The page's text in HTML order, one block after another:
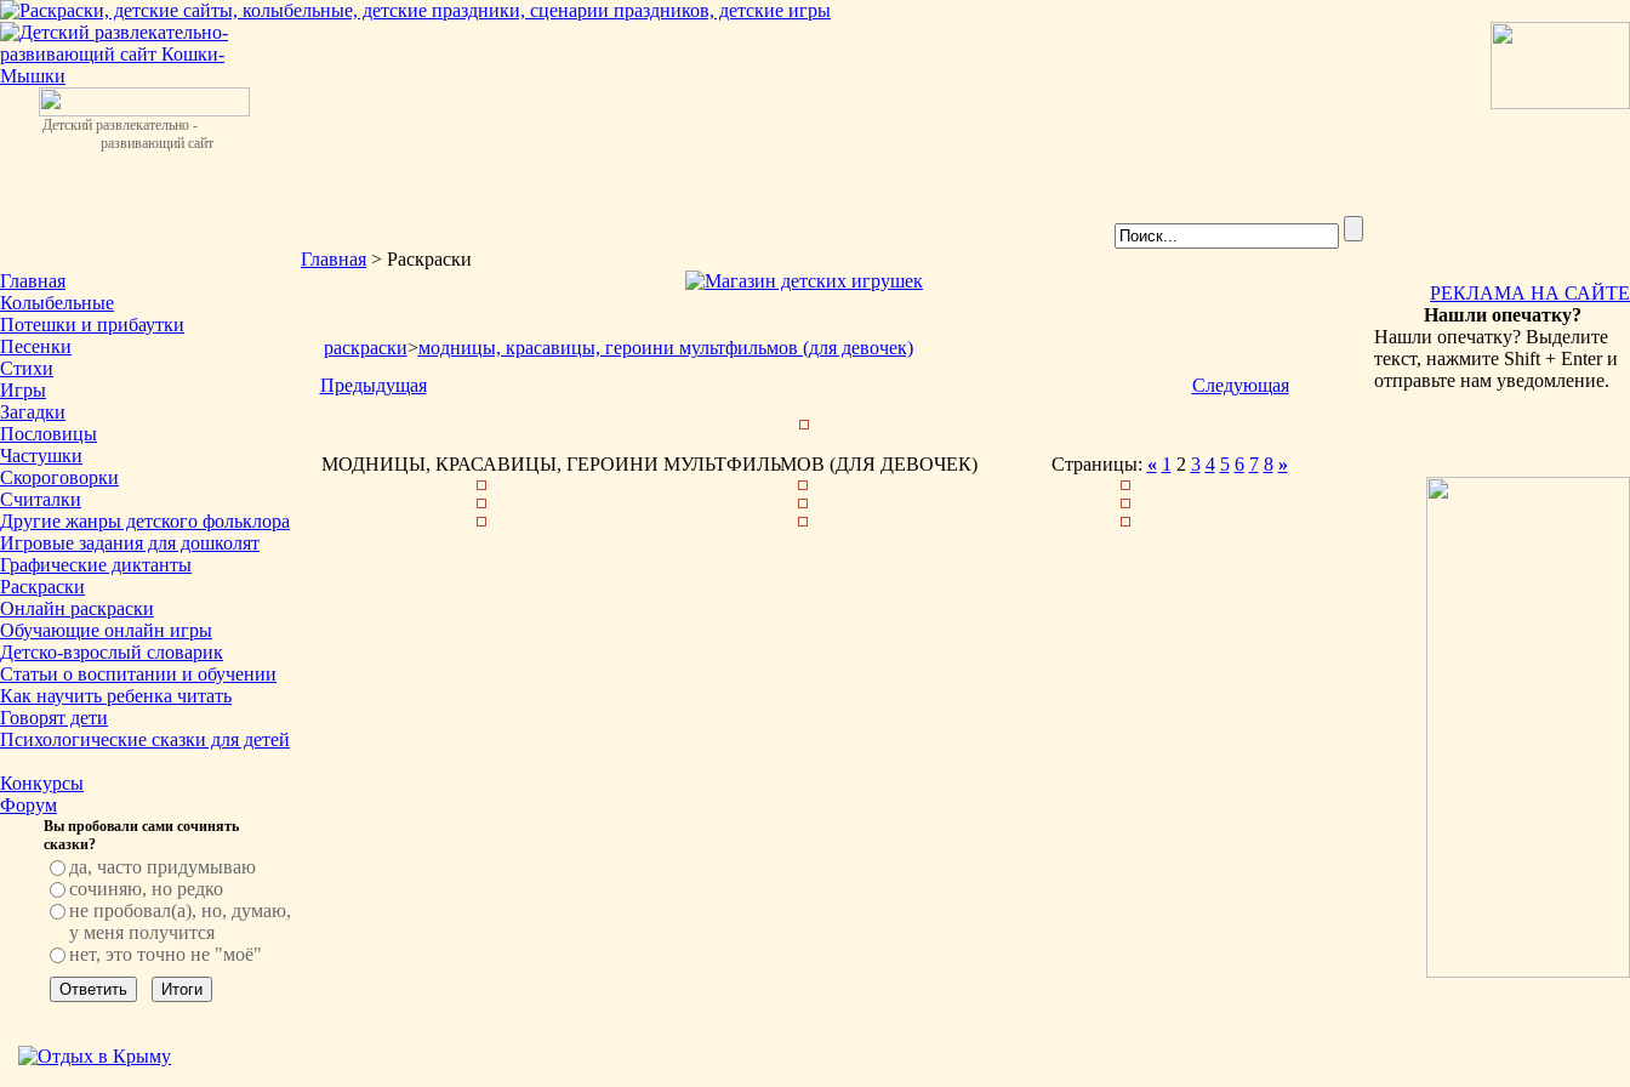
Детский развлекательно -
развивающий сайт
Главная
Колыбельные
Потешки и прибаутки
Песенки
Стихи
Игры
Загадки
Пословицы
Частушки
Скороговорки
Считалки
Другие жанры детского фольклора
Игровые задания для дошколят
Графические диктанты
Раскраски
Онлайн раскраски
Обучающие онлайн игры
Детско-взрослый словарик
Статьи о воспитании и обучении
Как научить ребенка читать
Говорят дети
Психологические сказки для детей
Конкурсы
Форум
Вы пробовали сами сочинять
сказки?
да, часто придумываю
сочиняю, но редко
не пробовал(а), но, думаю,
у меня получится
нет, это точно не "моё"
Главная > Раскраски
раскраски>модницы, красавицы, героини мультфильмов (для девочек)
Предыдущая
Следующая
МОДНИЦЫ, КРАСАВИЦЫ, ГЕРОИНИ МУЛЬТФИЛЬМОВ (ДЛЯ ДЕВОЧЕК) Страницы: « 1 2 3 4 5 6 7 8 »
РЕКЛАМА НА САЙТЕ
Нашли опечатку?
Нашли опечатку? Выделите
текст, нажмите Shift + Enter и
отправьте нам уведомление.